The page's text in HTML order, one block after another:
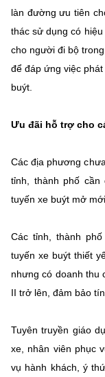
làn đường ưu tiên
thác sử dụng có
cho người đi bộ
để đáp ứng việc
buýt.
Ưu đãi hỗ trợ cho
Các địa phương
tỉnh, thành phố
tuyến xe buýt mở
Các tỉnh, thành
tuyến xe buýt thiết
nhưng có doanh thu
II trở lên, đảm bảo
Tuyên truyền giáo
xe, nhân viên phục
vụ hành khách, ý